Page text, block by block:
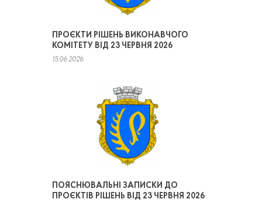
ПРОЄКТИ РІШЕНЬ ВИКОНАВЧОГО
КОМІТЕТУ ВІД 23 ЧЕРВНЯ 2026
15.06.2026
ПОЯСНЮВАЛЬНІ ЗАПИСКИ ДО
ПРОЄКТІВ РІШЕНЬ ВІД 23 ЧЕРВНЯ 2026